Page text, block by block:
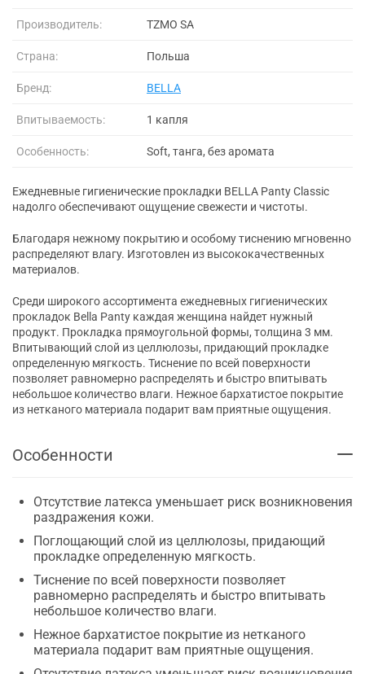
Производитель: TZMO SA
Страна: Польша
Бренд: BELLA
Впитываемость: 1 капля
Особенность: Soft, танга, без аромата
Ежедневные гигиенические прокладки BELLA Panty Classic
надолго обеспечивают ощущение свежести и чистоты.
Благодаря нежному покрытию и особому тиснению мгновенно
распределяют влагу. Изготовлен из высококачественных
материалов.
Среди широкого ассортимента ежедневных гигиенических
прокладок Bella Panty каждая женщина найдет нужный
продукт. Прокладка прямоугольной формы, толщина 3 мм.
Впитывающий слой из целлюлозы, придающий прокладке
определенную мягкость. Тиснение по всей поверхности
позволяет равномерно распределять и быстро впитывать
небольшое количество влаги. Нежное бархатистое покрытие
из нетканого материала подарит вам приятные ощущения.
Особенности
Отсутствие латекса уменьшает риск возникновения
раздражения кожи.
Поглощающий слой из целлюлозы, придающий
прокладке определенную мягкость.
Тиснение по всей поверхности позволяет
равномерно распределять и быстро впитывать
небольшое количество влаги.
Нежное бархатистое покрытие из нетканого
материала подарит вам приятные ощущения.